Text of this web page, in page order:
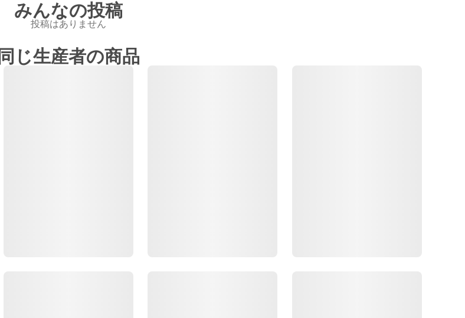
みんなの投稿
投稿はありません
同じ生産者の商品